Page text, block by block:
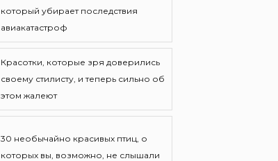
который убирает последствия
авиакатастроф
Красотки, которые зря доверились
своему стилисту, и теперь сильно об
этом жалеют
30 необычайно красивых птиц, о
которых вы, возможно, не слышали